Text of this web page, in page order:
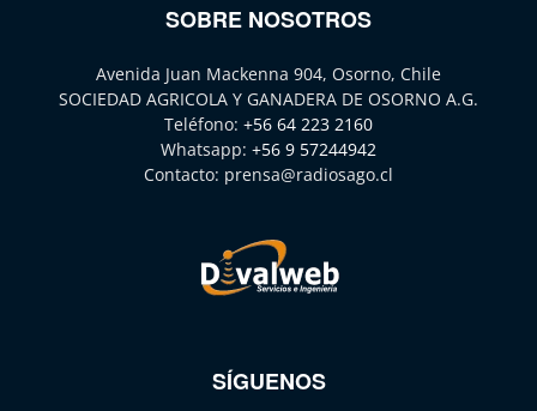
SOBRE NOSOTROS
Avenida Juan Mackenna 904, Osorno, Chile
SOCIEDAD AGRICOLA Y GANADERA DE OSORNO A.G.
Teléfono: +56 64 223 2160
Whatsapp: +56 9 57244942
Contacto: prensa@radiosago.cl
SÍGUENOS